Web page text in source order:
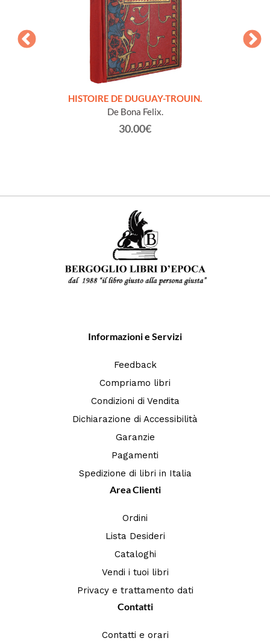
HISTOIRE DE DUGUAY-TROUIN.
De Bona Felix.
30.00€
Informazioni e Servizi
Feedback
Compriamo libri
Condizioni di Vendita
Dichiarazione di Accessibilità
Garanzie
Pagamenti
Spedizione di libri in Italia
Area Clienti
Ordini
Lista Desideri
Cataloghi
Vendi i tuoi libri
Privacy e trattamento dati
Contatti
Contatti e orari